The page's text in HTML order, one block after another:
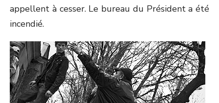
appellent à cesser. Le bureau du Président a été
incendié.